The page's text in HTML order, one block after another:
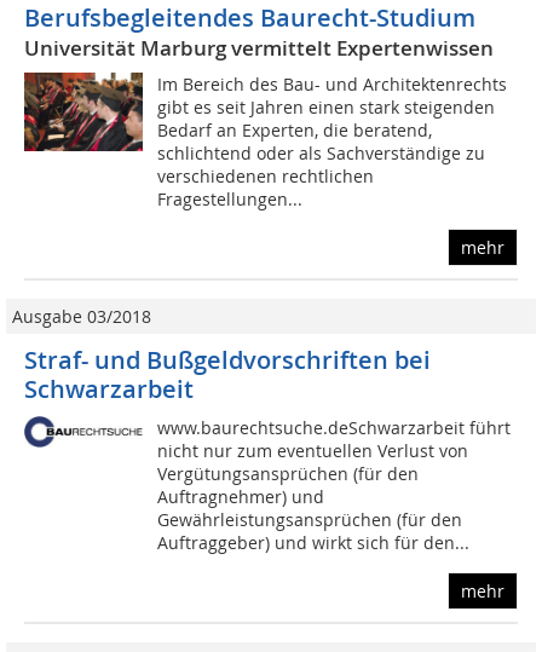
Berufsbegleitendes Baurecht-Studium
Universität Marburg vermittelt Expertenwissen
Im Bereich des Bau- und Architektenrechts
gibt es seit Jahren einen stark steigenden
Bedarf an Experten, die beratend,
schlichtend oder als Sachverständige zu
verschiedenen rechtlichen
Fragestellungen...
mehr
Ausgabe 03/2018
Straf- und Bußgeldvorschriften bei
Schwarzarbeit
www.baurechtsuche.deSchwarzarbeit führt
nicht nur zum eventuellen Verlust von
Vergütungsansprüchen (für den
Auftragnehmer) und
Gewährleistungsansprüchen (für den
Auftraggeber) und wirkt sich für den...
mehr